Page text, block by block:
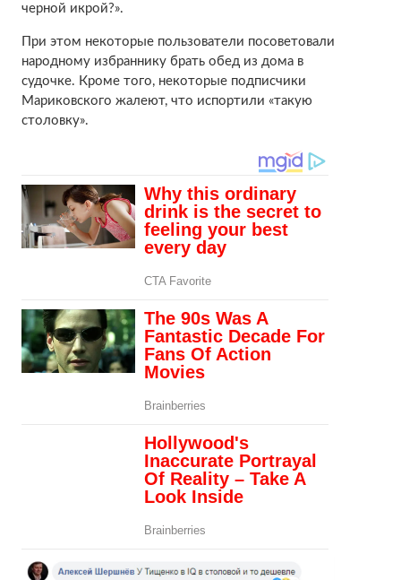
черной икрой?».
При этом некоторые пользователи посоветовали
народному избраннику брать обед из дома в
судочке. Кроме того, некоторые подписчики
Мариковского жалеют, что испортили «такую
столовку».